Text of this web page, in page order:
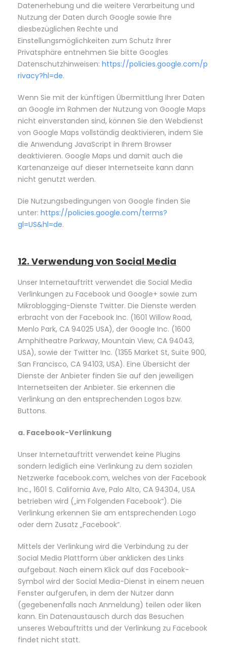
Datenerhebung und die weitere Verarbeitung und
Nutzung der Daten durch Google sowie Ihre
diesbezüglichen Rechte und
Einstellungsmöglichkeiten zum Schutz Ihrer
Privatsphäre entnehmen Sie bitte Googles
Datenschutzhinweisen: https://policies.google.com/p
rivacy?hl=de.
Wenn Sie mit der künftigen Übermittlung Ihrer Daten
an Google im Rahmen der Nutzung von Google Maps
nicht einverstanden sind, können Sie den Webdienst
von Google Maps vollständig deaktivieren, indem Sie
die Anwendung JavaScript in Ihrem Browser
deaktivieren. Google Maps und damit auch die
Kartenanzeige auf dieser Internetseite kann dann
nicht genutzt werden.
Die Nutzungsbedingungen von Google finden Sie
unter: https://policies.google.com/terms?
gl=US&hl=de.
12. Verwendung von Social Media
Unser Internetauftritt verwendet die Social Media
Verlinkungen zu Facebook und Google+ sowie zum
Mikroblogging-Dienste Twitter. Die Dienste werden
erbracht von der Facebook Inc. (1601 Willow Road,
Menlo Park, CA 94025 USA), der Google Inc. (1600
Amphitheatre Parkway, Mountain View, CA 94043,
USA), sowie der Twitter Inc. (1355 Market St, Suite 900,
San Francisco, CA 94103, USA). Eine Übersicht der
Dienste der Anbieter finden Sie auf den jeweiligen
Internetseiten der Anbieter. Sie erkennen die
Verlinkung an den entsprechenden Logos bzw.
Buttons.
a. Facebook-Verlinkung
Unser Internetauftritt verwendet keine Plugins
sondern lediglich eine Verlinkung zu dem sozialen
Netzwerke facebook.com, welches von der Facebook
Inc., 1601 S. California Ave, Palo Alto, CA 94304, USA
betrieben wird („im Folgenden Facebook“). Die
Verlinkung erkennen Sie am entsprechenden Logo
oder dem Zusatz „Facebook“.
Mittels der Verlinkung wird die Verbindung zu der
Social Media Plattform über anklicken des Links
aufgebaut. Nach einem Klick auf das Facebook-
Symbol wird der Social Media-Dienst in einem neuen
Fenster aufgerufen, in dem der Nutzer dann
(gegebenenfalls nach Anmeldung) teilen oder liken
kann. Ein Datenaustausch durch das Besuchen
unseres Webauftritts und der Verlinkung zu Facebook
findet nicht statt.